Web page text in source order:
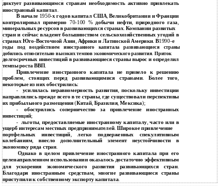
диктует развивающимся странам необходимость активно привлекать
иностранный капитал.
В начале 1950-х годов капитал США,Великобритании и Франции
контролировал примерно 70-100 %добычи нефти,природного газа,
минеральных ресурсов в развивающихся странах.Компании развитых
стран и сейчас владеют большинством сельскохозяйственных угодий в
странах Юго-Восточной Азии, Африки и Латинской Америки.В1990-е
годы под воздействием иностранного капитала развивающиеся страны
добились относительно высоких темпов экономического развития .Приток
долгосрочных инвестиций в развивающиеся страны вырос и определил
темпы роста ВВП.
Привлечение иностранного капитала не привело к решению
проблем,стоящих перед развивающимися странами. Более того,
некоторые из них обострились:
-
усилилась неравномерность развития,поскольку инвестиции
направлялись прежде всего в те страны,где существовали перспективы
их прибыльного размещения(Китай,Бразилия,Мексика);
-
обострились соперничество за привлечение иностранных
инвестиций;
- льготы, предоставляемые иностранному капиталу,часто или в
ущерб интересам местных предпринимателей.Широкое привлечение
портфельных инвестиций,легко подверженных спекулятивным
колебаниям, внесло дополнительный элемент неустойчивости в
экономику ряда стран.
Однако в целом привлечение иностранного капитала при его
целенаправленном использовании оказалось достаточно эффективным
для ускорения экономического развития развивающихся стран.
Благодаря иностранным средствам, многие развивающиеся страны
приступили к собственному экспорту капитала.